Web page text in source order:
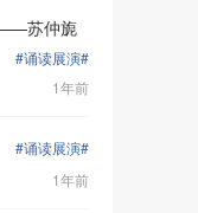
——苏仲旎
#诵读展演#
1年前
#诵读展演#
1年前